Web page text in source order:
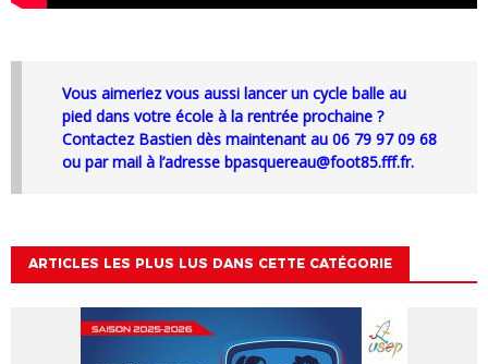
Vous aimeriez vous aussi lancer un cycle balle au
pied dans votre école à la rentrée prochaine ?
Contactez Bastien dès maintenant au 06 79 97 09 68
ou par mail à l’adresse bpasquereau@foot85.fff.fr.
ARTICLES LES PLUS LUS DANS CETTE CATÉGORIE